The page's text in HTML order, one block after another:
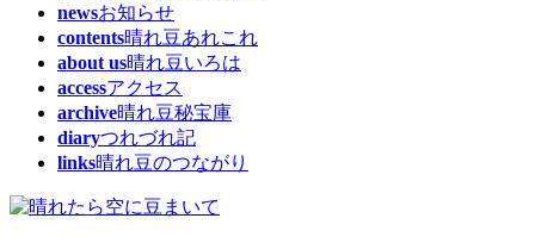
newsお知らせ
contents晴れ豆あれこれ
about us晴れ豆いろは
accessアクセス
archive晴れ豆秘宝庫
diaryつれづれ記
links晴れ豆のつながり